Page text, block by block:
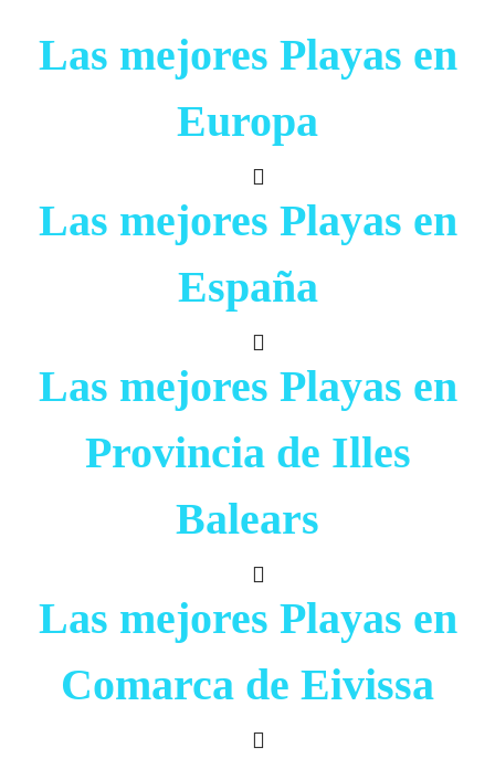
Las mejores Playas en
Europa
Las mejores Playas en
España
Las mejores Playas en
Provincia de Illes
Balears
Las mejores Playas en
Comarca de Eivissa